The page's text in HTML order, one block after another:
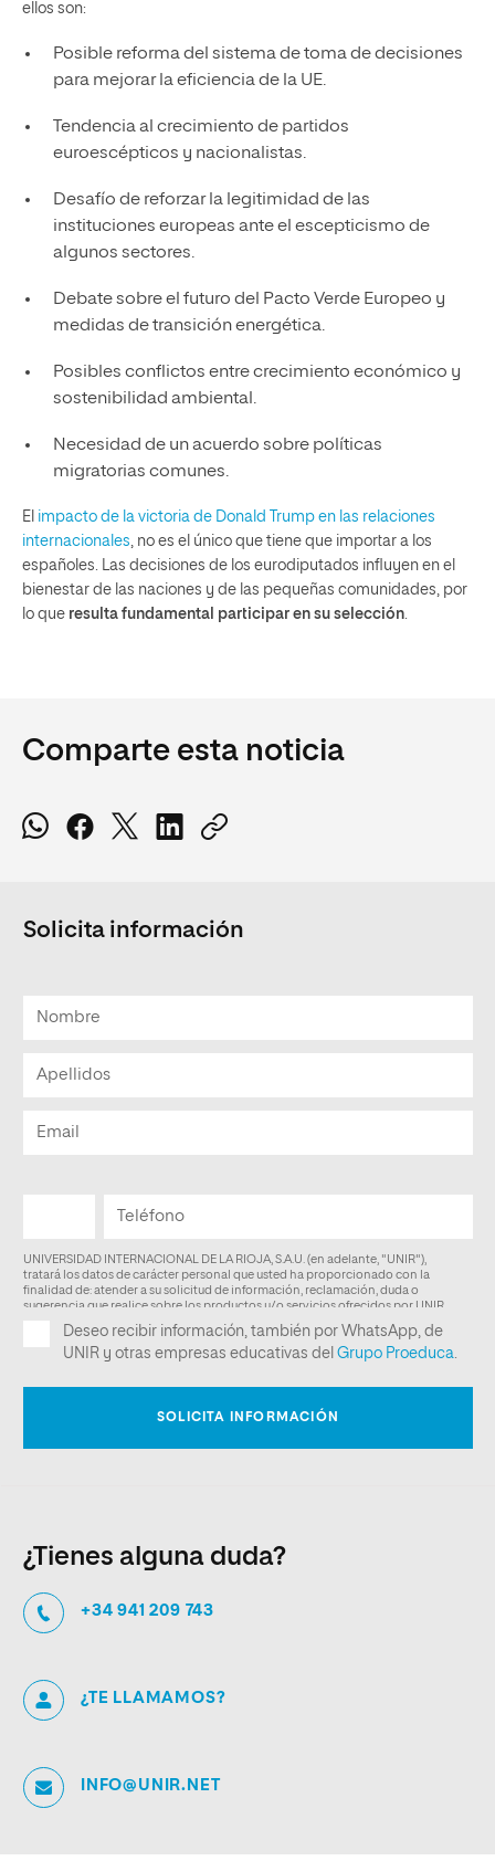
ellos son:
Posible reforma del sistema de toma de decisiones
para mejorar la eficiencia de la UE.
Tendencia al crecimiento de partidos
euroescépticos y nacionalistas.
Desafío de reforzar la legitimidad de las
instituciones europeas ante el escepticismo de
algunos sectores.
Debate sobre el futuro del Pacto Verde Europeo y
medidas de transición energética.
Posibles conflictos entre crecimiento económico y
sostenibilidad ambiental.
Necesidad de un acuerdo sobre políticas
migratorias comunes.
El impacto de la victoria de Donald Trump en las relaciones
internacionales, no es el único que tiene que importar a los
españoles. Las decisiones de los eurodiputados influyen en el
bienestar de las naciones y de las pequeñas comunidades, por
lo que resulta fundamental participar en su selección.
Comparte esta noticia
Solicita información
¿Tienes alguna duda?
+34 941 209 743
¿TE LLAMAMOS?
INFO@UNIR.NET